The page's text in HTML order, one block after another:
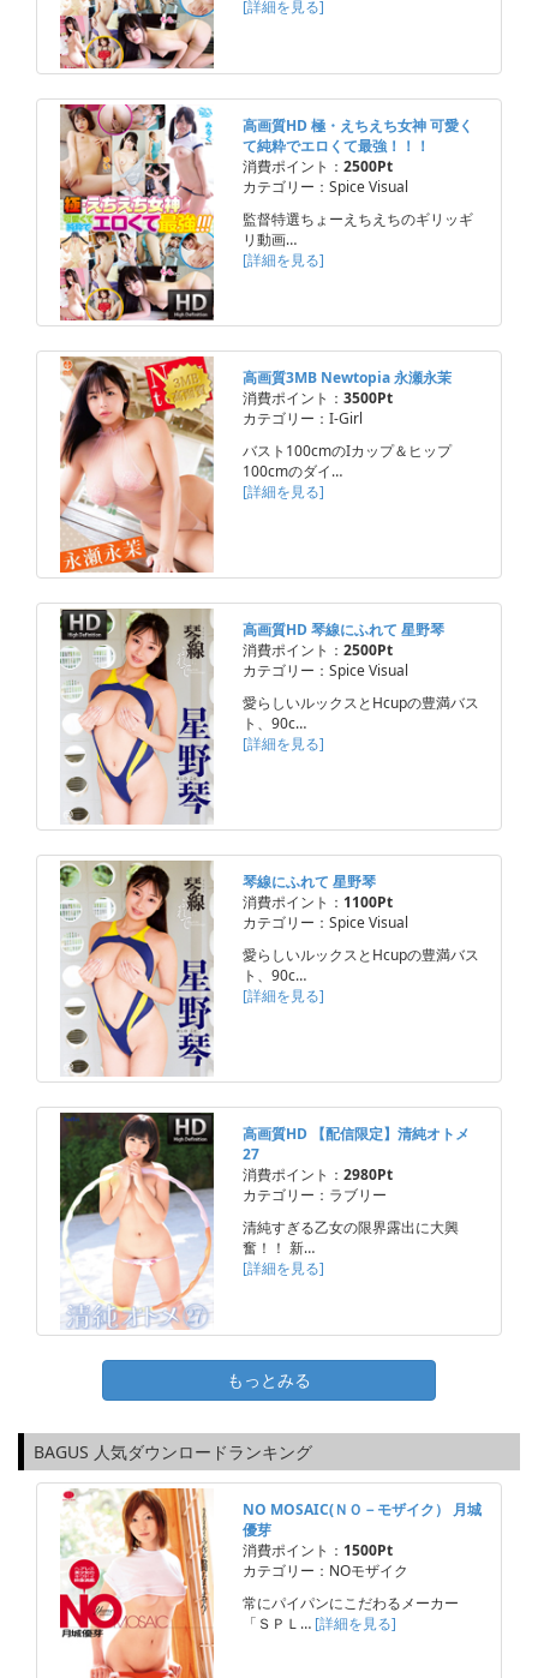
[詳細を見る]
高画質HD 極・えちえち女神 可愛く
て純粋でエロくて最強！！！
消費ポイント： 2500Pt
カテゴリー：Spice Visual
監督特選ちょーえちえちのギリッギ
リ動画…
[詳細を見る]
高画質3MB Newtopia 永瀬永茉
消費ポイント： 3500Pt
カテゴリー：I-Girl
バスト100cmのIカップ＆ヒップ
100cmのダイ…
[詳細を見る]
高画質HD 琴線にふれて 星野琴
消費ポイント： 2500Pt
カテゴリー：Spice Visual
愛らしいルックスとHcupの豊満バス
ト、90c…
[詳細を見る]
琴線にふれて 星野琴
消費ポイント： 1100Pt
カテゴリー：Spice Visual
愛らしいルックスとHcupの豊満バス
ト、90c…
[詳細を見る]
高画質HD 【配信限定】清純オトメ
27
消費ポイント： 2980Pt
カテゴリー：ラブリー
清純すぎる乙女の限界露出に大興
奮！！ 新…
[詳細を見る]
もっとみる
BAGUS 人気ダウンロードランキング
NO MOSAIC(ＮＯ－モザイク） 月城
優芽
消費ポイント： 1500Pt
カテゴリー：NOモザイク
常にパイパンにこだわるメーカー
「ＳＰＬ… [詳細を見る]